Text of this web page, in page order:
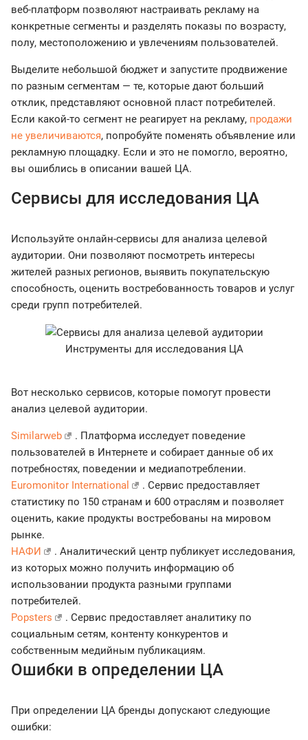
веб-платформ позволяют настраивать рекламу на
конкретные сегменты и разделять показы по возрасту,
полу, местоположению и увлечениям пользователей.
Выделите небольшой бюджет и запустите продвижение
по разным сегментам — те, которые дают больший
отклик, представляют основной пласт потребителей.
Если какой-то сегмент не реагирует на рекламу, продажи
не увеличиваются, попробуйте поменять объявление или
рекламную площадку. Если и это не помогло, вероятно,
вы ошиблись в описании вашей ЦА.
Сервисы для исследования ЦА
Используйте онлайн-сервисы для анализа целевой
аудитории. Они позволяют посмотреть интересы
жителей разных регионов, выявить покупательскую
способность, оценить востребованность товаров и услуг
среди групп потребителей.
Инструменты для исследования ЦА
Вот несколько сервисов, которые помогут провести
анализ целевой аудитории.
Similarweb
. Платформа исследует поведение
пользователей в Интернете и собирает данные об их
потребностях, поведении и медиапотреблении.
Euromonitor International
. Сервис предоставляет
статистику по 150 странам и 600 отраслям и позволяет
оценить, какие продукты востребованы на мировом
рынке.
НАФИ
. Аналитический центр публикует исследования,
из которых можно получить информацию об
использовании продукта разными группами
потребителей.
Popsters
. Сервис предоставляет аналитику по
социальным сетям, контенту конкурентов и
собственным медийным публикациям.
Ошибки в определении ЦА
При определении ЦА бренды допускают следующие
ошибки: